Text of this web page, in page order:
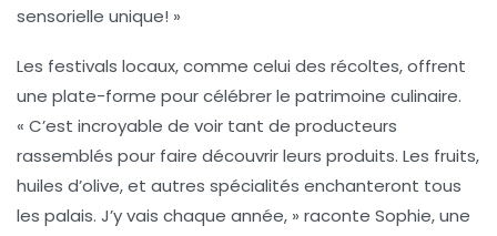
sensorielle unique! »
Les festivals locaux, comme celui des récoltes, offrent
une plate-forme pour célébrer le patrimoine culinaire.
« C’est incroyable de voir tant de producteurs
rassemblés pour faire découvrir leurs produits. Les fruits,
huiles d’olive, et autres spécialités enchanteront tous
les palais. J’y vais chaque année, » raconte Sophie, une